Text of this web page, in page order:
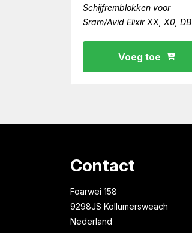
Schijfremblokken voor
Sram/Avid Elixir XX, X0, DB
Voeg toe
Contact
Foarwei 158
9298JS Kollumersweach
Nederland